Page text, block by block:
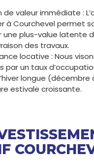
valeur immédiate :
à Courchevel permet
plus-value latente
des travaux.
locative : Nous
par un taux
longue (décembre
estivale croissante.